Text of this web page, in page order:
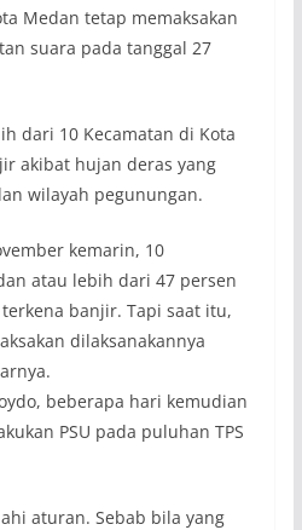
Medan tetap memaksakan
suara pada tanggal 27
dari 10 Kecamatan di Kota
akibat hujan deras yang
wilayah pegunungan.
kemarin, 10
atau lebih dari 47 persen
banjir. Tapi saat itu,
dilaksanakannya
beberapa hari kemudian
PSU pada puluhan TPS
aturan. Sebab bila yang